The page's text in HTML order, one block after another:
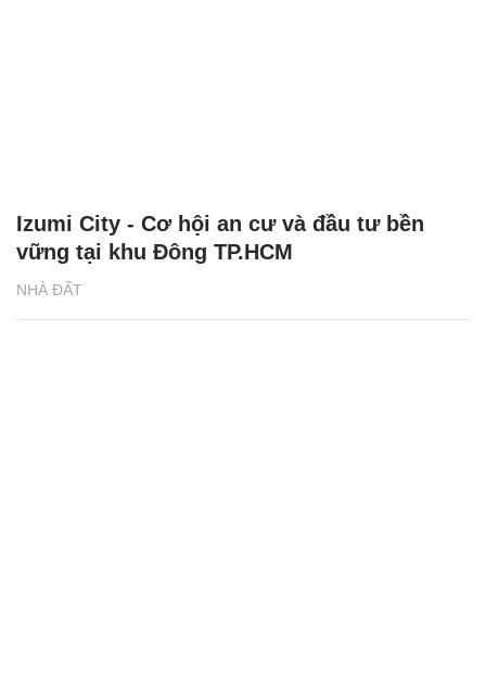
NHÀ ĐẤT
Izumi City - Cơ hội an cư và đầu tư bền
vững tại khu Đông TP.HCM